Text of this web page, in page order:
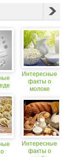
Интересные
факты о
молоке
Интересные
факты о